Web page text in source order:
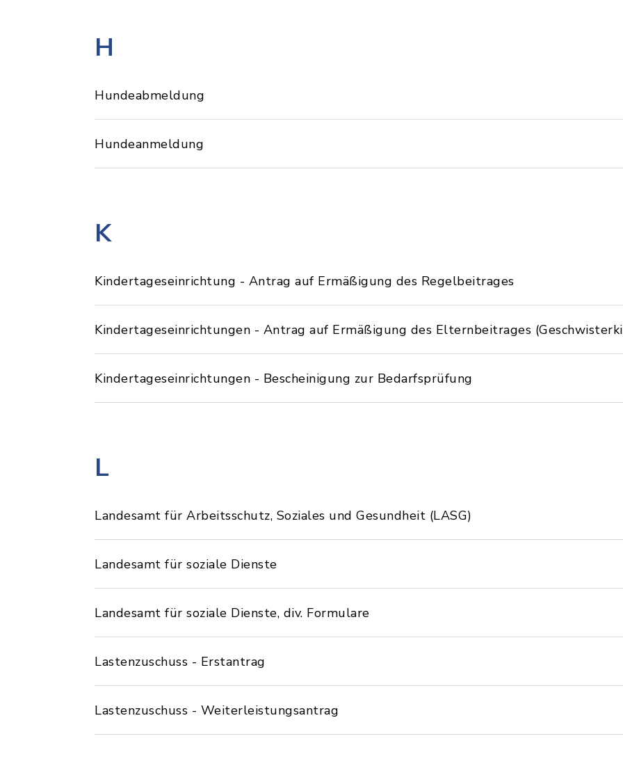
H
Hundeabmeldung
Hundeanmeldung
K
Kindertageseinrichtung - Antrag auf Ermäßigung des Regelbeitrages
Kindertageseinrichtungen - Antrag auf Ermäßigung des Elternbeitrages
Kindertageseinrichtungen - Bescheinigung zur Bedarfsprüfung
L
Landesamt für Arbeitsschutz, Soziales und Gesundheit (LASG)
Landesamt für soziale Dienste
Landesamt für soziale Dienste, div. Formulare
Lastenzuschuss - Erstantrag
Lastenzuschuss - Weiterleistungsantrag